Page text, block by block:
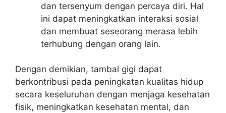
dan tersenyum dengan percaya diri. Hal
ini dapat meningkatkan interaksi sosial
dan membuat seseorang merasa lebih
terhubung dengan orang lain.
Dengan demikian, tambal gigi dapat
berkontribusi pada peningkatan kualitas hidup
secara keseluruhan dengan menjaga kesehatan
fisik, meningkatkan kesehatan mental, dan